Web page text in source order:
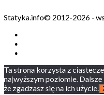
Statyka.info© 2012-2026 -
Ta strona korzysta z
najwyższym poziomie.
że zgadzasz się na ich użycie.